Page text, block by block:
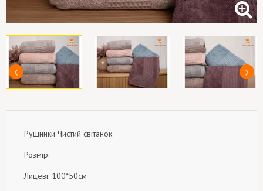
Рушники Чистий світанок
Розмір:
Лицеві: 100*50см